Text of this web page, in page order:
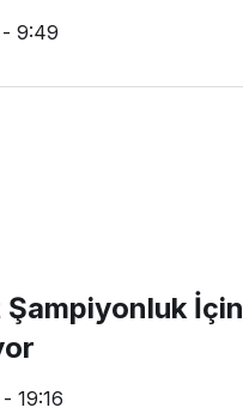
- 9:49
İçin
19:16